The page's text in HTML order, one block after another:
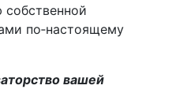
по‑настоящему
вашей